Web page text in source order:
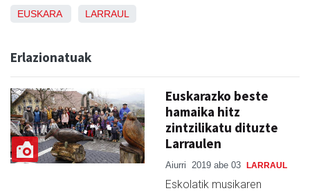
EUSKARA LARRAUL
Erlazionatuak
Euskarazko beste
hamaika hitz
zintzilikatu dituzte
Larraulen
Aiurri 2019 abe 03 LARRAUL
Eskolatik musikaren